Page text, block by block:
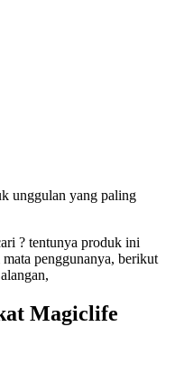
unggulan yang paling
? tentunya produk ini
penggunanya, berikut